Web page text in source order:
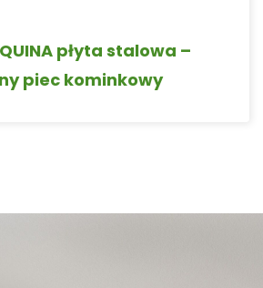
płyta stalowa –
piec kominkowy